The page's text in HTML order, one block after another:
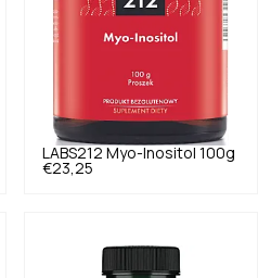
LABS212 Myo-Inositol 100g
€23,25